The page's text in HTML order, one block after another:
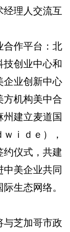
理人交流互
作平台：北
创业中心和
企业创新中心
方机构美中合
建立麦道国
ｉｄｅ），
仪式，共建
美企业共同
生态网络。
芝加哥市政